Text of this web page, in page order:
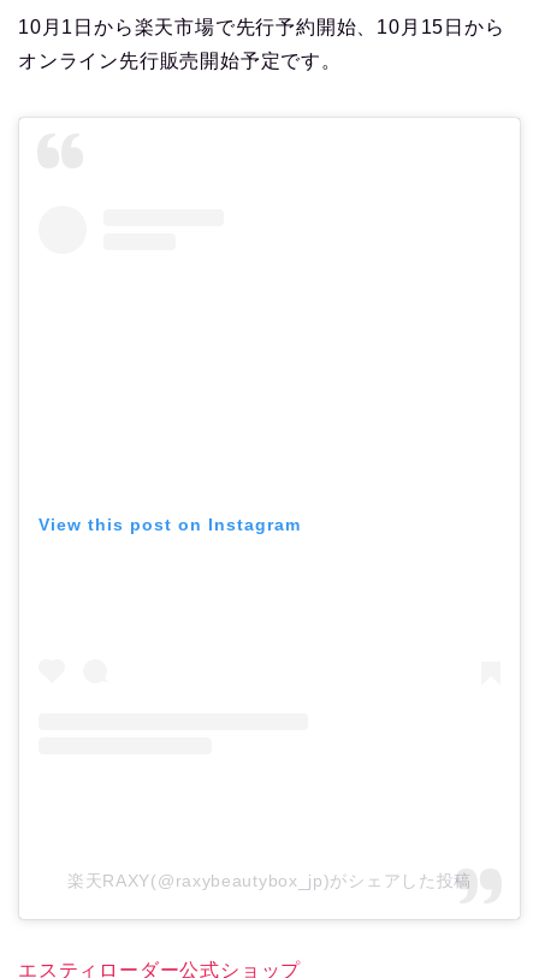
10月1日から楽天市場で先行予約開始、10月15日から
オンライン先行販売開始予定です。
View this post on Instagram
楽天RAXY(@raxybeautybox_jp)がシェアした投稿
エスティローダー公式ショップ